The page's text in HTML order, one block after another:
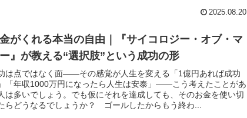
2025.08.20
がくれる本当の自由｜『サイコロジー・オブ・マ
』が教える“選択肢”という成功の形
は点ではなく面――その感覚が人生を変える「1億円あれば成功
「年収1000万円になったら人生は安泰」――こう考えたことがあ
は多いでしょう。でも仮にそれを達成しても、そのお金を使い切
らどうなるでしょうか？ ゴールしたからもう終わ...